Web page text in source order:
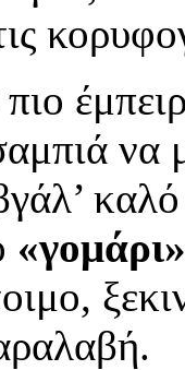
να
«γομάρι»